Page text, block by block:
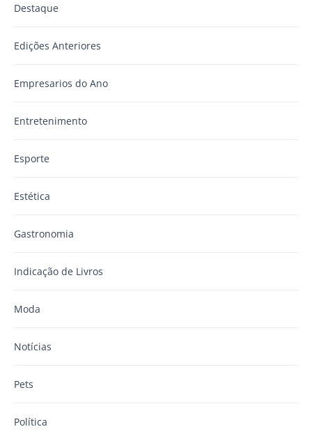
Destaque
Edições Anteriores
Empresarios do Ano
Entretenimento
Esporte
Estética
Gastronomia
Indicação de Livros
Moda
Notícias
Pets
Política